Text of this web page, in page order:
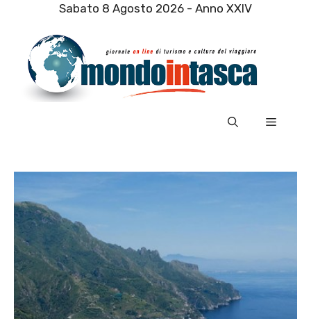
contenuto
Sabato 8 Agosto 2026 - Anno XXIV
Menu